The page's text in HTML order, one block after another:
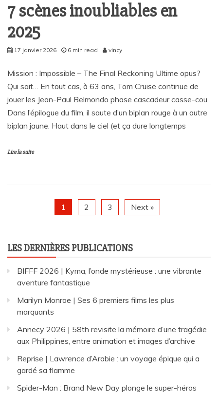
7 scènes inoubliables en
2025
17 janvier 2026 6 min read vincy
Mission : Impossible – The Final Reckoning Ultime opus?
Qui sait… En tout cas, à 63 ans, Tom Cruise continue de
jouer les Jean-Paul Belmondo phase cascadeur casse-cou.
Dans l’épilogue du film, il saute d’un biplan rouge à un autre
biplan jaune. Haut dans le ciel (et ça dure longtemps
Lire la suite
1 2 3 Next »
LES DERNIÈRES PUBLICATIONS
BIFFF 2026 | Kyma, l’onde mystérieuse : une vibrante
aventure fantastique
Marilyn Monroe | Ses 6 premiers films les plus
marquants
Annecy 2026 | 58th revisite la mémoire d’une tragédie
aux Philippines, entre animation et images d’archive
Reprise | Lawrence d’Arabie : un voyage épique qui a
gardé sa flamme
Spider-Man : Brand New Day plonge le super-héros